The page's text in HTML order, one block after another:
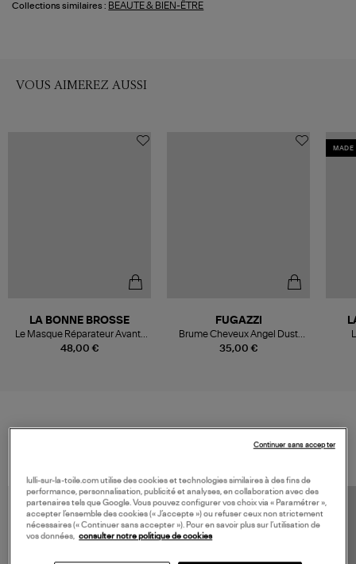
Collections similaires : BEAUTE & BIEN-ÊTRE
VOUS AIMEREZ AUSSI
48,00 €
LA BONNE BROSSE
Le Masque Réparateur Avant-
Shampoing Cair
35,00 €
FUGAZZI
Brume Cheveux Angel Dust
30ml
MADE
lulli-sur-la-toile.com utilise des cookies et technologies similaires à des fins de
performance, personnalisation, publicité et analyses, en collaboration avec des
partenaires tels que Google. Vous pouvez configurer vos choix via « Paramétrer »,
accepter l’ensemble des cookies (« J’accepte ») ou refuser ceux non strictement
nécessaires (« Continuer sans accepter »). Pour en savoir plus sur l’utilisation de
vos données,
consulter notre politique de cookies
Continuer sans accepter